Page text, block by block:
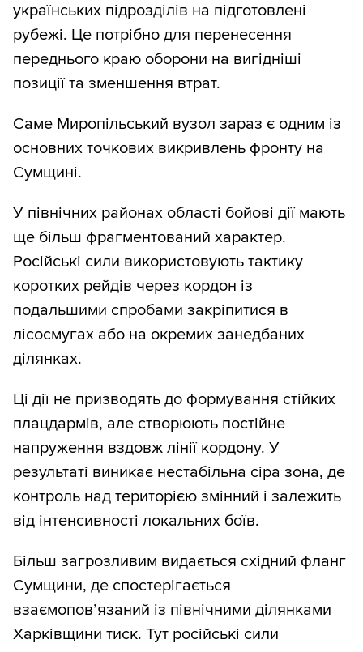
українських підрозділів на підготовлені
рубежі. Це потрібно для перенесення
переднього краю оборони на вигідніші
позиції та зменшення втрат.
Саме Миропільський вузол зараз є одним із
основних точкових викривлень фронту на
Сумщині.
У північних районах області бойові дії мають
ще більш фрагментований характер.
Російські сили використовують тактику
коротких рейдів через кордон із
подальшими спробами закріпитися в
лісосмугах або на окремих занедбаних
ділянках.
Ці дії не призводять до формування стійких
плацдармів, але створюють постійне
напруження вздовж лінії кордону. У
результаті виникає нестабільна сіра зона, де
контроль над територією змінний і залежить
від інтенсивності локальних боїв.
Більш загрозливим видається східний фланг
Сумщини, де спостерігається
взаємопов’язаний із північними ділянками
Харківщини тиск. Тут російські сили